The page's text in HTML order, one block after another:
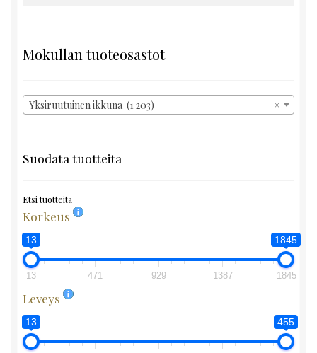
Mokullan tuoteosastot
×
Yksiruutuinen ikkuna (1 203)
Suodata tuotteita
Etsi tuotteita
Korkeus
13 1845
13 471 929 1387 1845
Leveys
13 455